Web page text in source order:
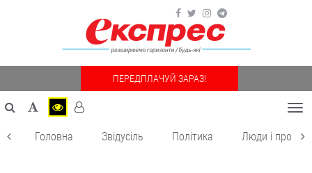
ПЕРЕДПЛАЧУЙ ЗАРАЗ!
Головна Звідусіль Політика Люди і